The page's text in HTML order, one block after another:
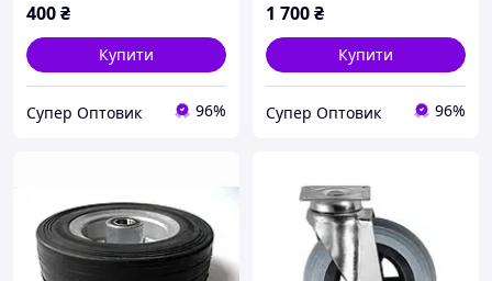
400₴
Купити
Супер Оптовик 96%
1 700₴
Купити
Супер Оптовик 96%